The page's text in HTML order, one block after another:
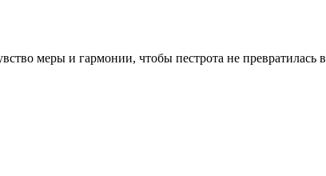
меры и гармонии, чтобы пестрота не превратилась